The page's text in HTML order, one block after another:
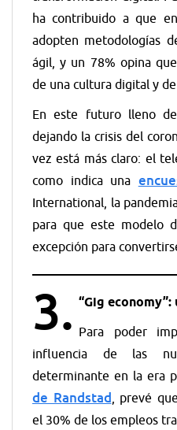
ha contribuido a que
adopten metodologías
ágil, y un 78% opina
de una cultura digital y
En este futuro lleno
dejando la crisis del
vez está más claro: el
como indica una
International, la
para que este modelo
excepción para
3. “Gig
Para poder
influencia de las
determinante en la era
de Randstad, prevé
el 30% de los empleos